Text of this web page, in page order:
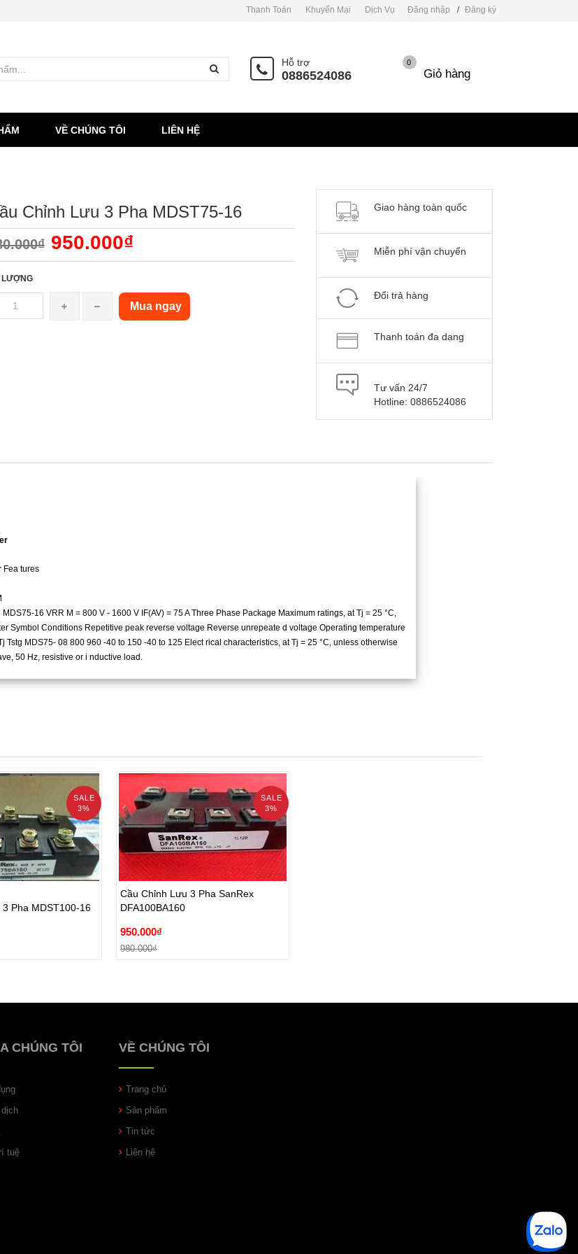
Đăng nhập / Đăng ký
Thanh Toán Khuyến Mại Dịch Vụ
Hỗ trợ
0886524086 Giỏ hàng
0
VỀ CHÚNG TÔI LIÊN HỆ
Chỉnh Lưu 3 Pha MDST75-16
950.000₫
LƯỢNG
Mua ngay
Giao hàng toàn quốc
Miễn phí vận chuyển
Đổi trả hàng
Thanh toán đa dạng
Tư vấn 24/7
Hotline: 0886524086
Fea tures
16 VRR M = 800 V - 1600 V IF(AV) = 75 A Three Phase Package Maximum ratings, at Tj = 25 °C,
Symbol Conditions Repetitive peak reverse voltage Reverse unrepeate d voltage Operating temperature
Tstg MDS75- 08 800 960 -40 to 150 -40 to 125 Elect rical characteristics, at Tj = 25 °C, unless otherwise
50 Hz, resistive or i nductive load.
SALE
3%
Pha MDST100-16
Pha MDST100-16
SALE
3%
Cầu Chỉnh Lưu 3 Pha SanRex
DFA100BA160
950.000₫
980.000₫
Cầu Chỉnh Lưu 3 Pha SanRex
DFA100BA160
950.000₫
CHÚNG TÔI
tuệ
VỀ CHÚNG TÔI
Trang chủ
Sản phẩm
Tin tức
Liên hệ